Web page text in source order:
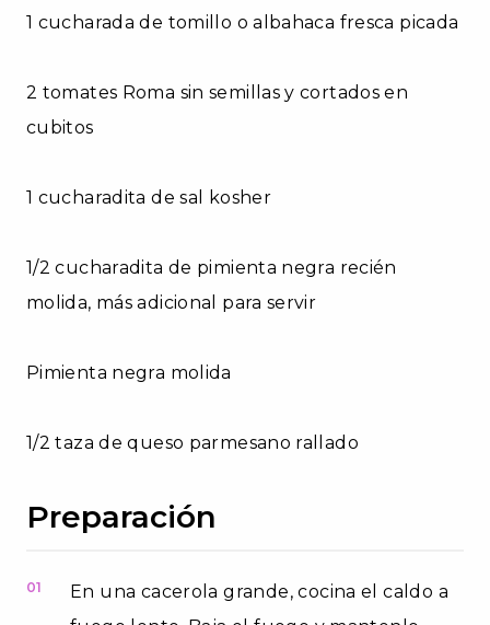
1 cucharada de tomillo o albahaca fresca picada
2 tomates Roma sin semillas y cortados en
cubitos
1 cucharadita de sal kosher
1/2 cucharadita de pimienta negra recién
molida, más adicional para servir
Pimienta negra molida
1/2 taza de queso parmesano rallado
Preparación
01
En una cacerola grande, cocina el caldo a